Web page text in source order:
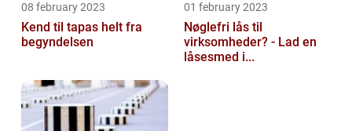
08 february 2023
Kend til tapas helt fra
begyndelsen
01 february 2023
Nøglefri lås til
virksomheder? - Lad en
låsesmed i...